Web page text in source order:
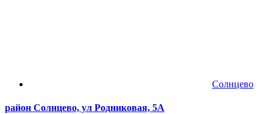
Солнцево
район Солнцево, ул Родниковая, 5А